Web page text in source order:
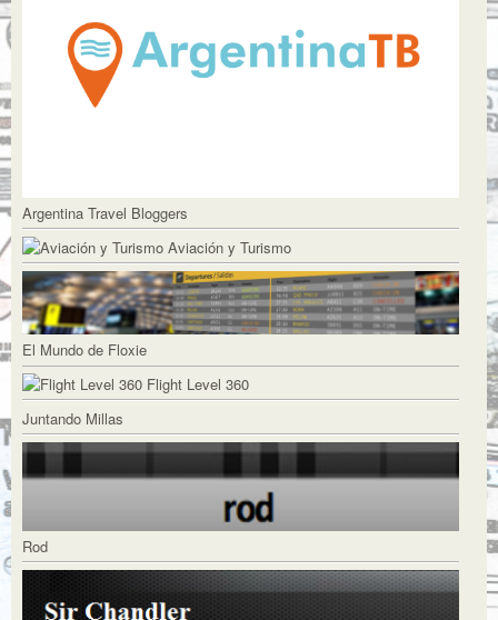
Argentina Travel Bloggers
Aviación y Turismo
El Mundo de Floxie
Flight Level 360
Juntando Millas
Rod